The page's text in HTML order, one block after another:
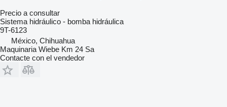
Precio a consultar
Sistema hidráulico - bomba hidráulica
9T-6123
México, Chihuahua
Maquinaria Wiebe Km 24 Sa
Contacte con el vendedor